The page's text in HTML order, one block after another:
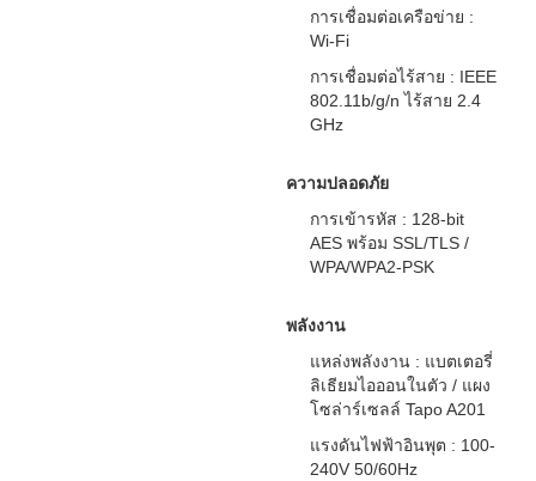
การเชื่อมต่อเครือข่าย :
Wi-Fi
การเชื่อมต่อไร้สาย : IEEE
802.11b/g/n ไร้สาย 2.4
GHz
ความปลอดภัย
การเข้ารหัส : 128-bit
AES พร้อม SSL/TLS /
WPA/WPA2-PSK
พลังงาน
แหล่งพลังงาน : แบตเตอรี่
ลิเธียมไอออนในตัว / แผง
โซล่าร์เซลล์ Tapo A201
แรงดันไฟฟ้าอินพุต : 100-
240V 50/60Hz